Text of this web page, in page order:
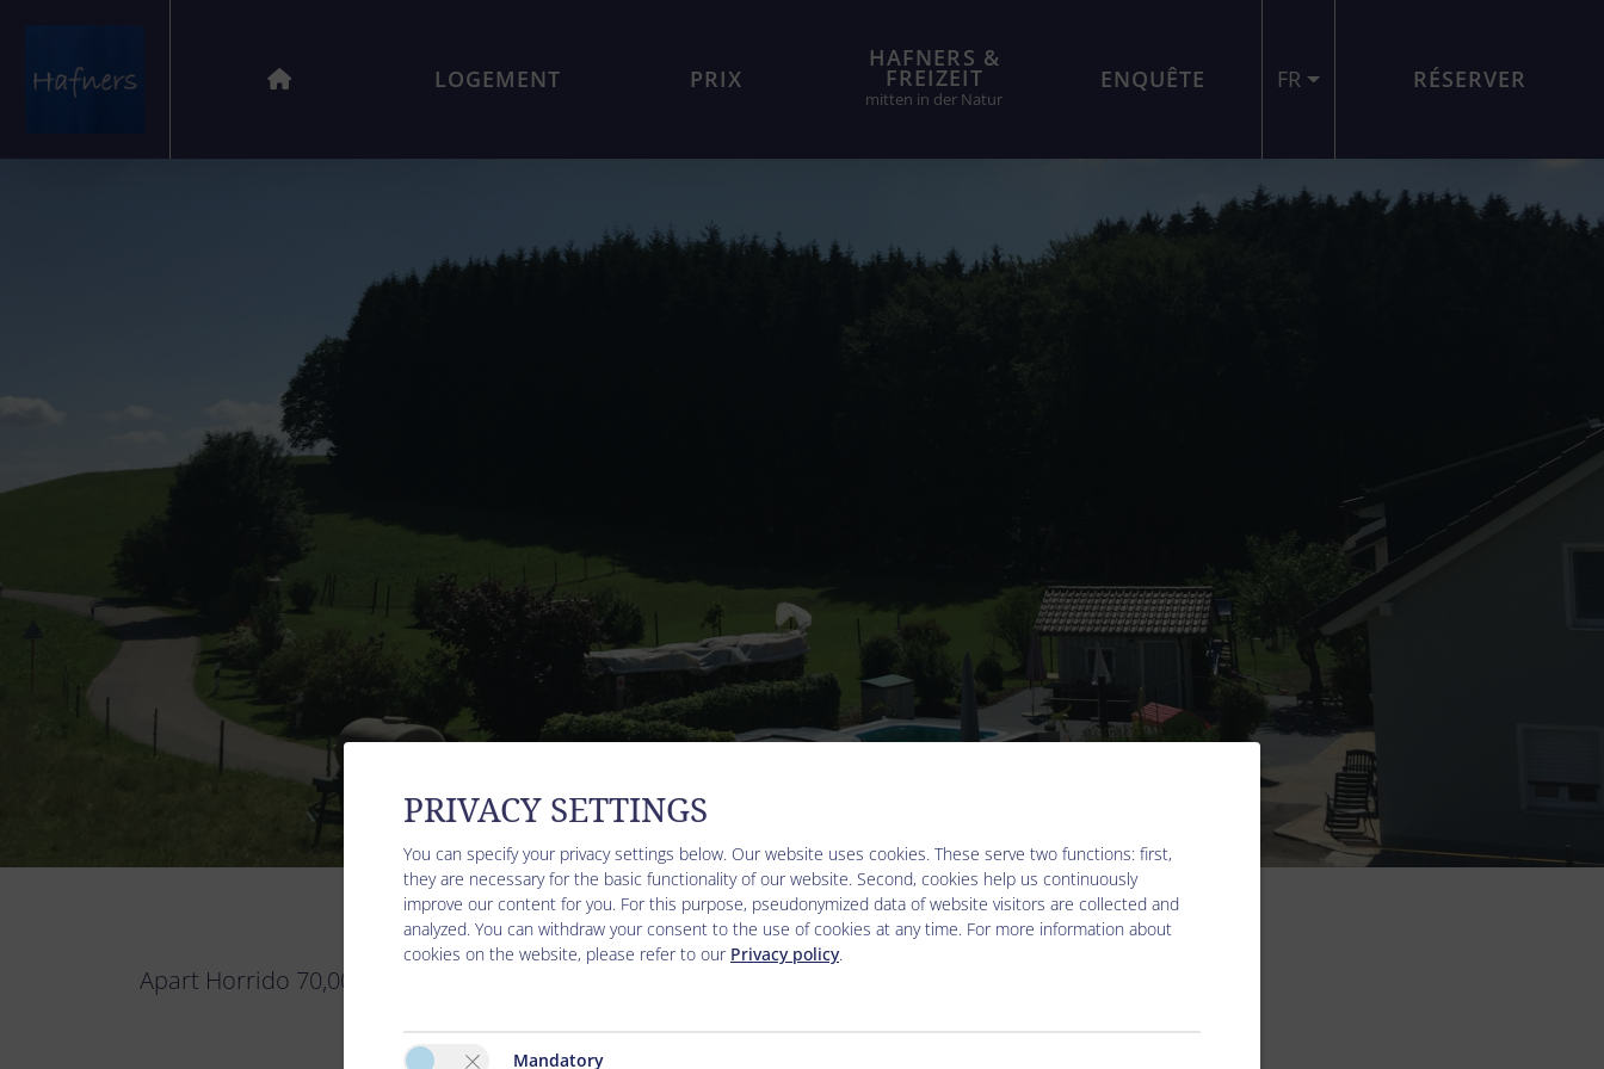
LOGEMENT PRIX
HAFNERS &
FREIZEIT
mitten in der Natur
ENQUÊTE FR RÉSERVER
Apart Horrido 70,00 € / nuit pour une occupation de deux personnes
PRIVACY SETTINGS
You can specify your privacy settings below. Our website uses cookies. These serve two functions: first,
they are necessary for the basic functionality of our website. Second, cookies help us continuously
improve our content for you. For this purpose, pseudonymized data of website visitors are collected and
analyzed. You can withdraw your consent to the use of cookies at any time. For more information about
cookies on the website, please refer to our Privacy policy.
Mandatory